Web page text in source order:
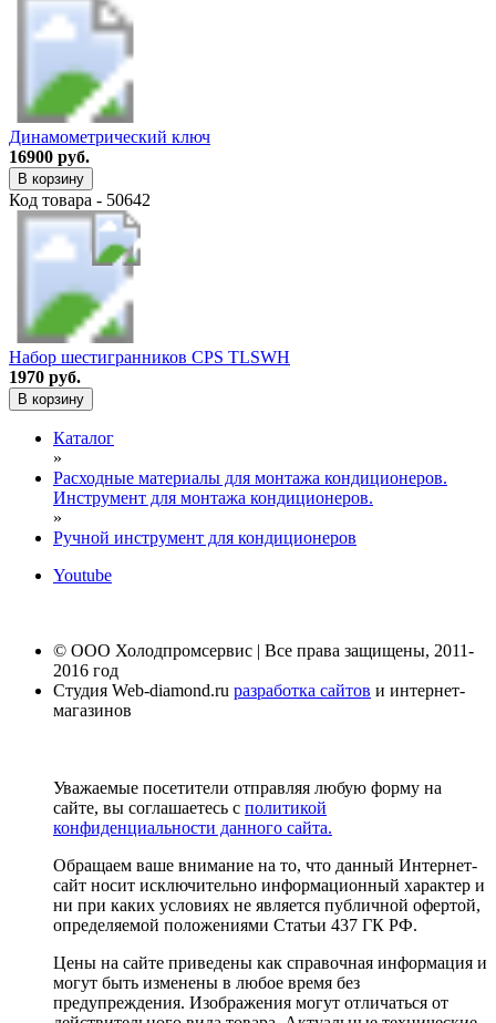
Динамометрический ключ
16900 руб.
В корзину
Код товара - 50642
Набор шестигранников CPS TLSWH
1970 руб.
В корзину
Каталог
»
Расходные материалы для монтажа кондиционеров.
Инструмент для монтажа кондиционеров.
»
Ручной инструмент для кондиционеров
Youtube
© ООО Холодпромсервис | Все права защищены, 2011-
2016 год
Студия Web-diamond.ru разработка сайтов и интернет-
магазинов
Уважаемые посетители отправляя любую форму на
сайте, вы соглашаетесь с политикой
конфиденциальности данного сайта.
Обращаем ваше внимание на то, что данный Интернет-
сайт носит исключительно информационный характер и
ни при каких условиях не является публичной офертой,
определяемой положениями Статьи 437 ГК РФ.
Цены на сайте приведены как справочная информация и
могут быть изменены в любое время без
предупреждения. Изображения могут отличаться от